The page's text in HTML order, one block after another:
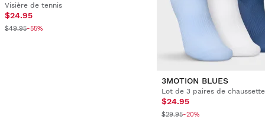
Visière de tennis
$24.95
$49.95-55%
3MOTION BLUES
$24.95
$29.95-20%